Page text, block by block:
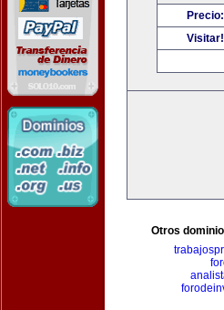
Precio:
Visitar!
Otros